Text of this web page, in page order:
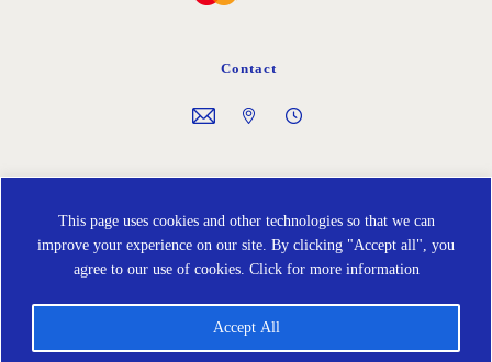
This page uses cookies and other technologies so that we can
improve your experience on our site. By clicking "Accept all", you
agree to our use of cookies. Click for more information
Accept All
Contact
Cookies policy